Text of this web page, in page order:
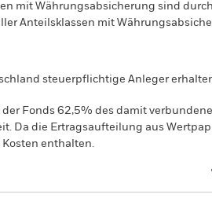
mit Währungsabsicherung sind
Anteilsklassen mit
steuerpflichtige Anleger
Fonds 62,5% des damit
Da die Ertragsaufteilung aus
enthalten.